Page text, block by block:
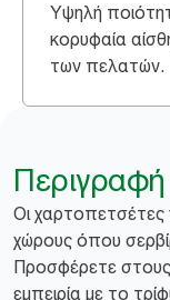
Υψηλή
κορυφαία
των πελατών.
Περιγραφή
Οι χαρτοπετσέτες
χώρους όπου
Προσφέρετε στους
εμπειρία με το